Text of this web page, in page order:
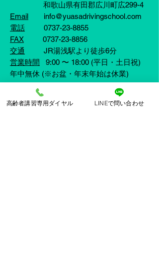
和歌山県有田郡広川町広299-4
Email
info@yuasadrivingschool.com
電話
0737-23-8855
FAX
0737-23-8856
交通
JR湯浅駅より徒歩6分
営業時間 9:00 〜 18:00 (平日・土日祝)
​年中無休 (※お盆・年末年始は休業)
メニュー
高齢者講習専用ダイヤル LINEで問い合わせ